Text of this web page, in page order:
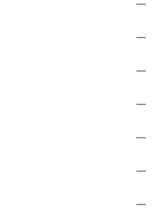
—
—
—
—
—
—
—